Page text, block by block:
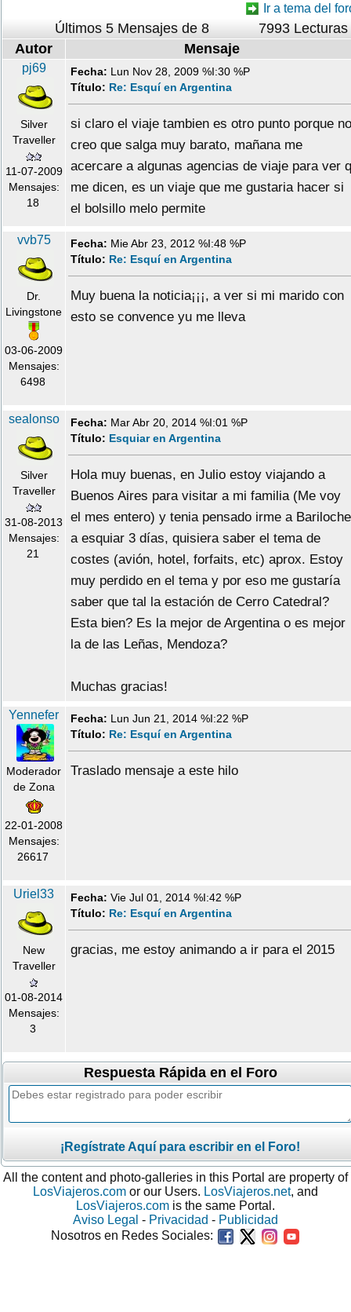
Ir a tema del
Últimos 5 Mensajes de 8
7993 Lecturas
Autor
Mensaje
pj69
Silver
Traveller
11-07-2009
Mensajes:
18
Fecha: Lun Nov 28, 2009 %I:30 %P
Título: Re: Esquí en Argentina
si claro el viaje tambien es otro punto porque no
creo que salga muy barato, mañana me
acercare a algunas agencias de viaje para ver q
me dicen, es un viaje que me gustaria hacer si
el bolsillo melo permite
vvb75
Dr.
Livingstone
03-06-2009
Mensajes:
6498
Fecha: Mie Abr 23, 2012 %I:48 %P
Título: Re: Esquí en Argentina
Muy buena la noticia¡¡¡, a ver si mi marido con
esto se convence yu me lleva
sealonso
Silver
Traveller
31-08-2013
Mensajes:
21
Fecha: Mar Abr 20, 2014 %I:01 %P
Título: Esquiar en Argentina
Hola muy buenas, en Julio estoy viajando a
Buenos Aires para visitar a mi familia (Me voy
el mes entero) y tenia pensado irme a Bariloche
a esquiar 3 días, quisiera saber el tema de
costes (avión, hotel, forfaits, etc) aprox. Estoy
muy perdido en el tema y por eso me gustaría
saber que tal la estación de Cerro Catedral?
Esta bien? Es la mejor de Argentina o es mejor
la de las Leñas, Mendoza?
Muchas gracias!
Yennefer
Moderador
de Zona
22-01-2008
Mensajes:
26617
Fecha: Lun Jun 21, 2014 %I:22 %P
Título: Re: Esquí en Argentina
Traslado mensaje a este hilo
Uriel33
New
Traveller
01-08-2014
Mensajes:
3
Fecha: Vie Jul 01, 2014 %I:42 %P
Título: Re: Esquí en Argentina
gracias, me estoy animando a ir para el 2015
Respuesta Rápida en el Foro
¡Regístrate Aquí para escribir en el Foro!
All the content and photo-galleries in this Portal are property of
LosViajeros.com or our Users. LosViajeros.net, and
LosViajeros.com is the same Portal.
Aviso Legal - Privacidad - Publicidad
Nosotros en Redes Sociales: